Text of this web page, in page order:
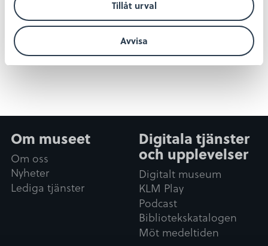
Tillåt urval
Avvisa
Sök tjänsterna
Om museet
Om oss
Nyheter
Lediga tjänster
Digitala tjänster
och upplevelser
Digitalt museum
KLM Play
Podcast
Bibliotekskatalogen
Möt medeltiden